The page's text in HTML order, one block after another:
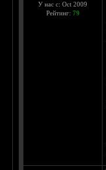
У нас с: Oct 2009
Рейтинг: 79